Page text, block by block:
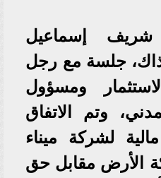
إسماعيل
ذاك، جلسة مع رجل
ومسؤول
وتم الاتفاق
لشركة ميناء
الأرض مقابل حق